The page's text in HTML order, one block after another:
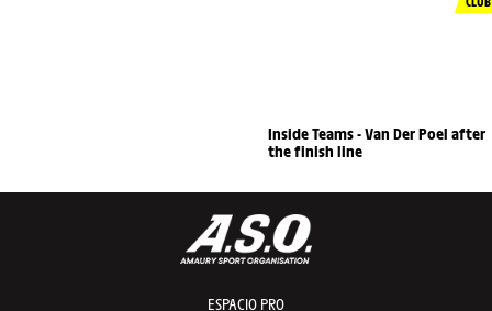
Inside Teams - Van Der Poel after
the finish line
ESPACIO PRO